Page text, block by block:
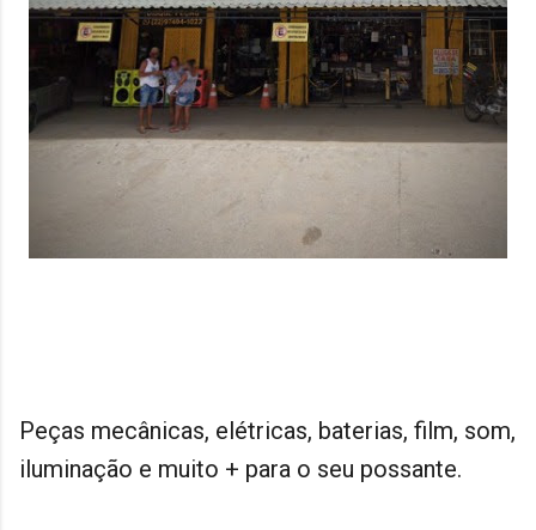
Peças mecânicas, elétricas, baterias, film, som,
iluminação e muito + para o seu possante.